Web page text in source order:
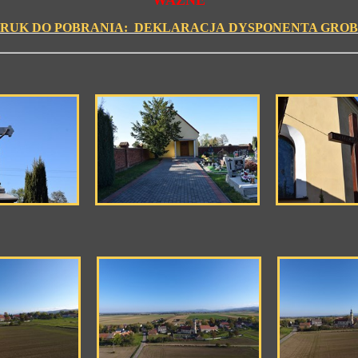
DO POBRANIA: DEKLARACJA DYSPONENTA